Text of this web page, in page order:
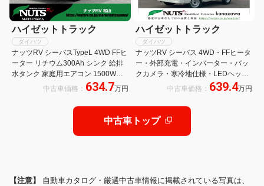
ハイゼットトラック
ダイハツ
ナッツRV シーバスTypeL 4WD FFヒ
ーター リチウム300Ah シンク 給排
水タンク 家庭用エアコン 1500Wイ
ンバーター 100Vコンセント LEDヘ
中古車価格： 634.7万円
ハイゼットトラック
ダイハツ
ナッツRV シーバス 4WD・FFヒータ
ー・外部充電・インバーター・バッ
クカメラ・寒冷地仕様・LEDヘッド
ランプ・バゲッジドア
中古車価格： 639.4万円
中古車トップ
【注意】 自動車カタログ・厳選中古車情報に掲載されている写真は、